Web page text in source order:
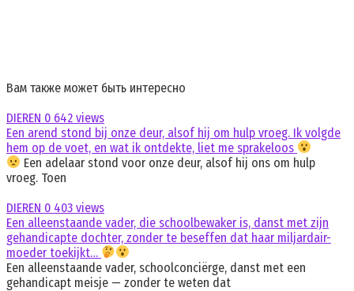
Вам также может быть интересно
DIEREN 0 642 views
Een arend stond bij onze deur, alsof hij om hulp vroeg. Ik volgde
hem op de voet, en wat ik ontdekte, liet me sprakeloos
Een adelaar stond voor onze deur, alsof hij ons om hulp
vroeg. Toen
DIEREN 0 403 views
Een alleenstaande vader, die schoolbewaker is, danst met zijn
gehandicapte dochter, zonder te beseffen dat haar miljardair-
moeder toekijkt…
Een alleenstaande vader, schoolconciërge, danst met een
gehandicapt meisje — zonder te weten dat